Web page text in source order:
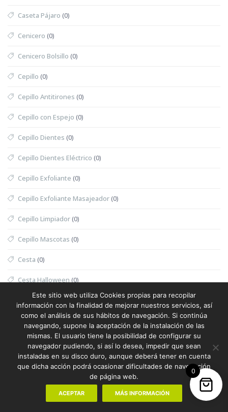
Caseta Pájaro (0)
Cenicero (0)
Cenicero Bolsillo (0)
Cepillo (0)
Cepillo Antitirones (0)
Cepillo con Espejo (0)
Cepillo Dientes (0)
Cepillo Dientes Eléctrico (0)
Cepillo Exfoliante (0)
Cepillo Exfoliante Masajeador(0)
Cepillo Limpiador(0)
Cepillo Mascotas (0)
Cesta (0)
Cesta Halloween (0)
Cesta Nevera Picnic (0)
Cesta Picnic(0)
Cesta Térmica (0)
Chaleco (1)
Chaleco Reflectante(0)
0
Este sitio web utiliza Cookies propias para recopilar
información con la finalidad de mejorar nuestros servicios, así
como el análisis de sus hábitos de navegación. Si continúa
navegando, supone la aceptación de la instalación de las
mismas. El usuario tiene la posibilidad de configurar su
navegador pudiendo, si así lo desea, impedir que sean
instaladas en su disco duro, aunque deberá tener en cuenta
que dicha acción podrá ocasionar dificultades de navegación
de página web.
ACEPTAR MÁS INFORMACIÓN